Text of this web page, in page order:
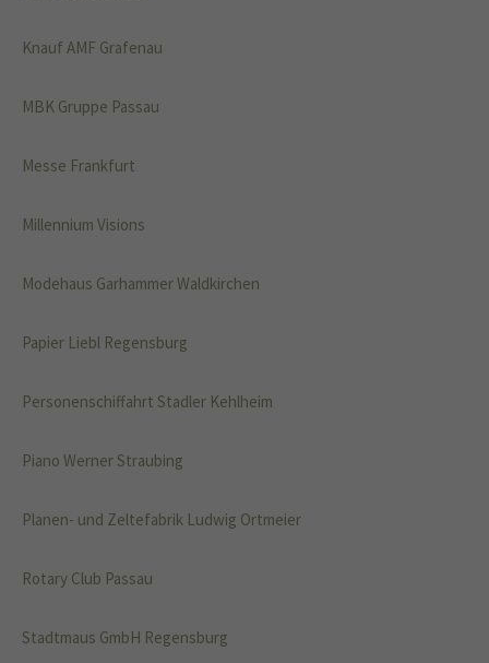
Knauf AMF Grafenau
MBK Gruppe Passau
Messe Frankfurt
Millennium Visions
Modehaus Garhammer Waldkirchen
Papier Liebl Regensburg
Personenschiffahrt Stadler Kehlheim
Piano Werner Straubing
Planen- und Zeltefabrik Ludwig Ortmeier
Rotary Club Passau
Stadtmaus GmbH Regensburg